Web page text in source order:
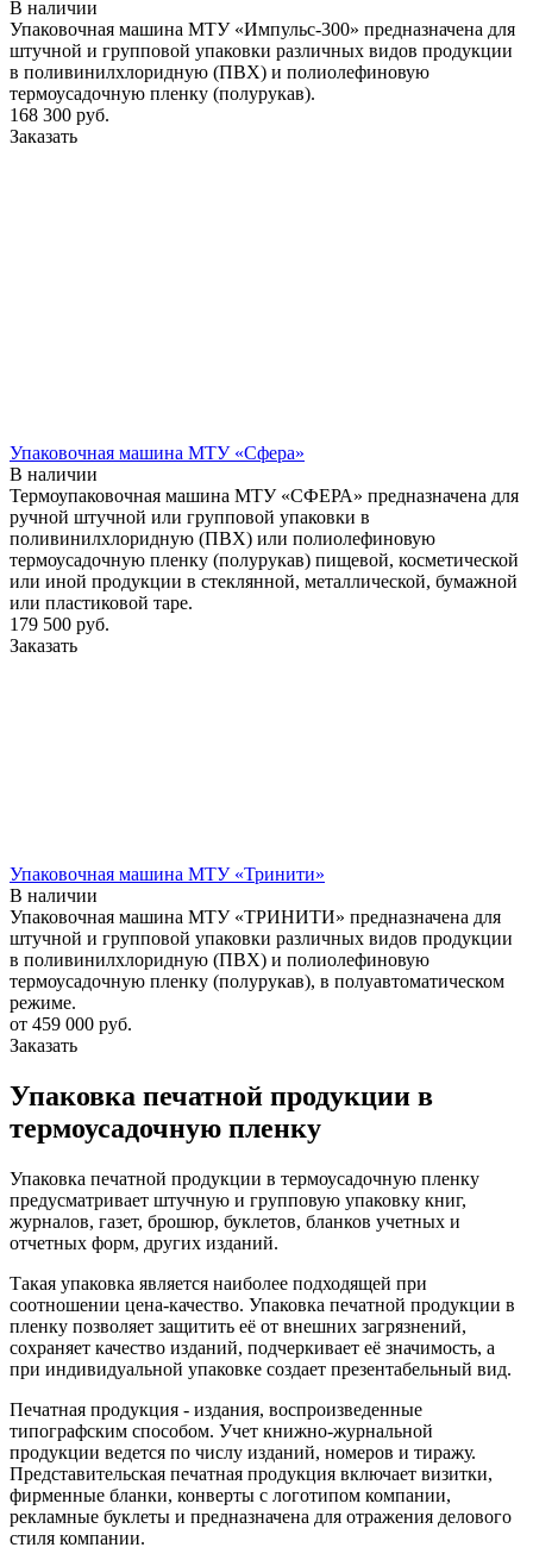
В наличии
Упаковочная машина МТУ «Импульс-300» предназначена для
штучной и групповой упаковки различных видов продукции
в поливинилхлоридную (ПВХ) и полиолефиновую
термоусадочную пленку (полурукав).
168 300 руб.
Заказать
Упаковочная машина МТУ «Сфера»
В наличии
Термоупаковочная машина МТУ «СФЕРА» предназначена для
ручной штучной или групповой упаковки в
поливинилхлоридную (ПВХ) или полиолефиновую
термоусадочную пленку (полурукав) пищевой, косметической
или иной продукции в стеклянной, металлической, бумажной
или пластиковой таре.
179 500 руб.
Заказать
Упаковочная машина МТУ «Тринити»
В наличии
Упаковочная машина МТУ «ТРИНИТИ» предназначена для
штучной и групповой упаковки различных видов продукции
в поливинилхлоридную (ПВХ) и полиолефиновую
термоусадочную пленку (полурукав), в полуавтоматическом
режиме.
от 459 000 руб.
Заказать
Упаковка печатной продукции в
термоусадочную пленку
Упаковка печатной продукции в термоусадочную пленку
предусматривает штучную и групповую упаковку книг,
журналов, газет, брошюр, буклетов, бланков учетных и
отчетных форм, других изданий.
Такая упаковка является наиболее подходящей при
соотношении цена-качество. Упаковка печатной продукции в
пленку позволяет защитить её от внешних загрязнений,
сохраняет качество изданий, подчеркивает её значимость, а
при индивидуальной упаковке создает презентабельный вид.
Печатная продукция - издания, воспроизведенные
типографским способом. Учет книжно-журнальной
продукции ведется по числу изданий, номеров и тиражу.
Представительская печатная продукция включает визитки,
фирменные бланки, конверты с логотипом компании,
рекламные буклеты и предназначена для отражения делового
стиля компании.